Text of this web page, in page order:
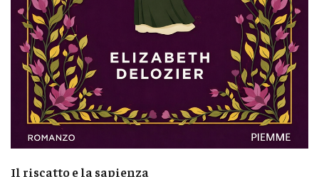
Il riscatto e la sapienza